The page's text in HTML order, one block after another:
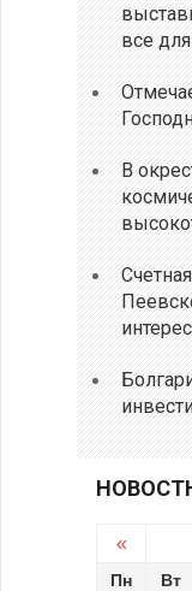
все
В
«
Пн Вт